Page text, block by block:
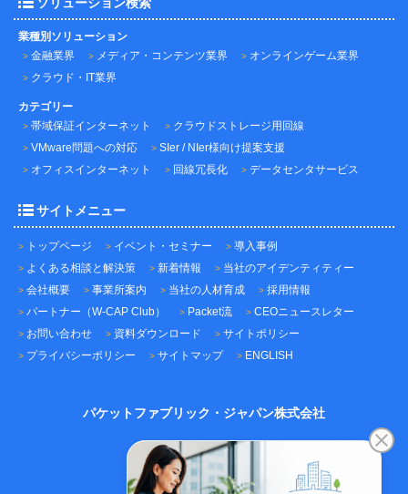
業種別ソリューション
金融業界
メディア・コンテンツ業界
オンラインゲーム業界
クラウド・IT業界
カテゴリー
帯域保証インターネット
クラウドストレージ用回線
VMware問題への対応
SIer / NIer様向け提案支援
オフィスインターネット
回線冗長化 データセンタサービス
サイトメニュー
トップページ イベント・セミナー
導入事例
よくある相談と解決策
新着情報
当社のアイデンティティー
会社概要
事業所案内 当社の人材育成
採用情報
パートナー（W-CAP Club）
Packet流
CEOニュースレター
お問い合わせ
資料ダウンロード
サイトポリシー
プライバシーポリシー
サイトマップ ENGLISH
パケットファブリック・ジャパン株式会社
〒101-0045
東京都千代田区神田鍛冶町3-3-12
神田鍛冶町千歳ビル7F
TEL：03-5209-2222（代表）